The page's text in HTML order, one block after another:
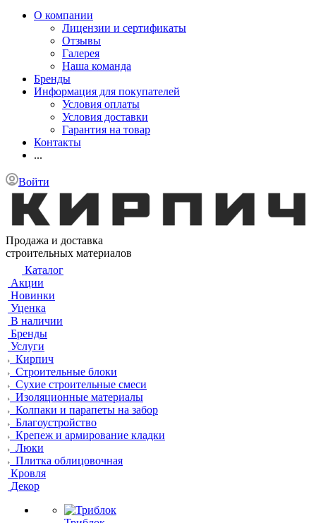
О компании
Лицензии и сертификаты
Отзывы
Галерея
Наша команда
Бренды
Информация для покупателей
Условия оплаты
Условия доставки
Гарантия на товар
Контакты
...
Войти
Продажа и доставка
строительных материалов
Каталог
Акции
Новинки
Уценка
В наличии
Бренды
Услуги
Кирпич
Строительные блоки
Сухие строительные смеси
Изоляционные материалы
Колпаки и парапеты на забор
Благоустройство
Крепеж и армирование кладки
Люки
Плитка облицовочная
Кровля
Декор